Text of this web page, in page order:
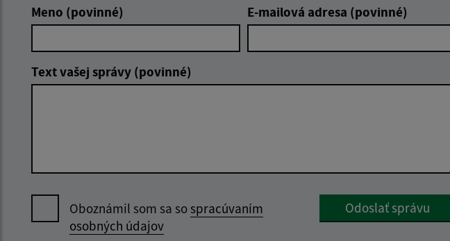
Meno (povinné) E-mailová adresa (povinné)
Text vašej správy (povinné)
Oboznámil som sa sospracúvaním
osobných údajov
Google reCaptcha Response
Odoslať správu